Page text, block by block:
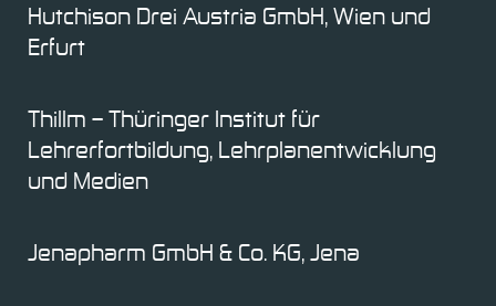
Hutchison Drei Austria GmbH, Wien und
Erfurt
Thillm – Thüringer Institut für
Lehrerfortbildung, Lehrplanentwicklung
und Medien
Jenapharm GmbH & Co. KG, Jena